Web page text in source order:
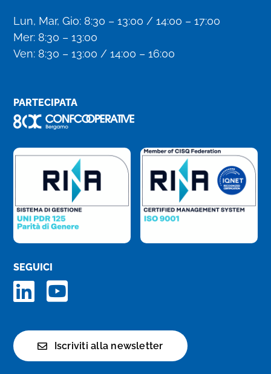
Lun, Mar, Gio: 8:30 – 13:00 / 14:00 – 17:00
Mer: 8:30 – 13:00
Ven: 8:30 – 13:00 / 14:00 – 16:00
PARTECIPATA
SEGUICI
Iscriviti alla newsletter